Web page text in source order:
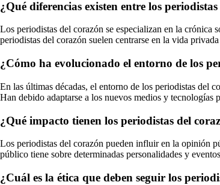
¿Qué diferencias existen entre los
Los periodistas del corazón se especializan en la crónica
periodistas del corazón suelen centrarse en la vida
¿Cómo ha evolucionado el entorno de los
En las últimas décadas, el entorno de los periodistas del
Han debido adaptarse a los nuevos medios y tecnologías
¿Qué impacto tienen los periodistas del
Los periodistas del corazón pueden influir en la opinión
público tiene sobre determinadas personalidades y
¿Cuál es la ética que deben seguir los